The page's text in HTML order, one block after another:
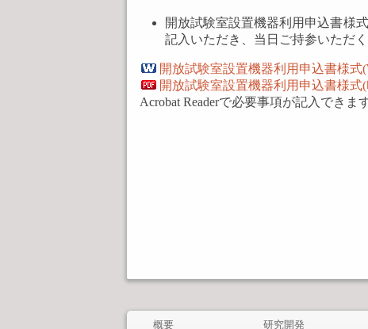
開放試験室設置機器利用申込書様
記入いただき、当日ご持参いただく
開放試験室設置機器利用申込書様式
開放試験室設置機器利用申込書様式
Acrobat Readerで必要事項が記入できま
概要 研究開発